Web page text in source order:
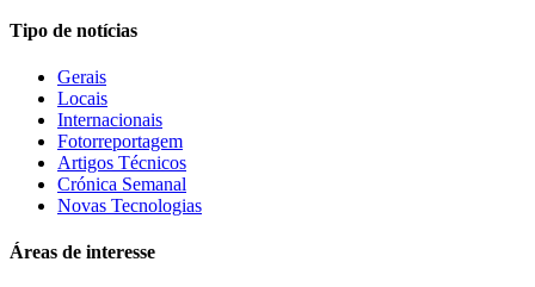
Tipo de notícias
Gerais
Locais
Internacionais
Fotorreportagem
Artigos Técnicos
Crónica Semanal
Novas Tecnologias
Áreas de interesse